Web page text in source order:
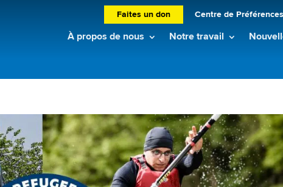
Faites un don Centre de
À propos de nous Notre travail